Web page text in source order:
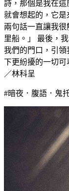
詩，那個是我在
就會想起的，它
兩句話一直讓我
里船。」 最後，
我們的門口，引
下更紛擾的一切
／林科呈
#暗夜．腹語．鬼